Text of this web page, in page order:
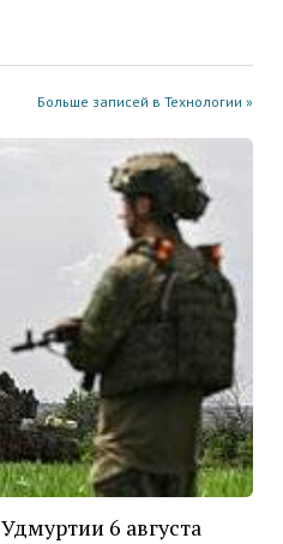
Больше записей в Технологии »
6 августа